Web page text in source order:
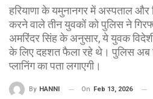
हरियाणा के यमुनानगर में अस्पताल और
करने वाले तीन युवकों को पुलिस ने
अमरिंदर सिंह के अनुसार, ये युवक
के लिए दहशत फैला रहे थे। पुलिस अब
प्लानिंग का पता लगाएगी।
By HANNI On Feb 13, 2026